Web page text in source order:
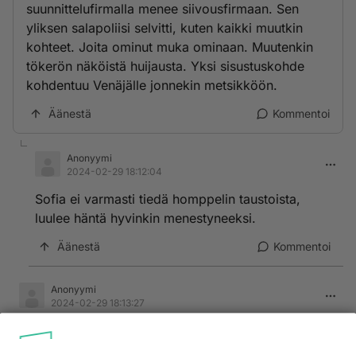
suunnittelufirmalla menee siivousfirmaan. Sen
yliksen salapoliisi selvitti, kuten kaikki muutkin
kohteet. Joita ominut muka ominaan. Muutenkin
tökerön näköistä huijausta. Yksi sisustuskohde
kohdentuu Venäjälle jonnekin metsikköön.
Äänestä Kommentoi
Anonyymi
2024-02-29 18:12:04
Sofia ei varmasti tiedä homppelin taustoista,
luulee häntä hyvinkin menestyneeksi.
Äänestä Kommentoi
Anonyymi
2024-02-29 18:13:27